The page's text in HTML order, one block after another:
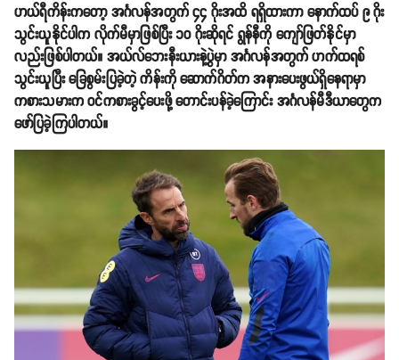
ဟယ်ရီကိန်းကတော့ အင်္ဂလန်အတွက် ၄၄ ဂိုးအထိ ရရှိထားကာ နောက်ထပ် ၉ ဂိုး
သွင်းယူနိုင်ပါက လိုက်မီမှာဖြစ်ပြီး ၁၀ ဂိုးဆိုရင် ရွန်နီကို ကျော်ဖြတ်နိုင်မှာ
လည်းဖြစ်ပါတယ်။ အယ်လ်ဘေးနီးယားနဲ့ပွဲမှာ အင်္ဂလန်အတွက် ဟက်ထရစ်
သွင်းယူပြီး ခြေစွမ်းပြခဲ့တဲ့ ကိန်းကို ဆောက်ဂိတ်က အနားပေးဖွယ်ရှိနေရာမှာ
ကစားသမားက ဝင်ကစားခွင့်ပေးဖို့ တောင်းပန်ခဲ့ကြောင်း အင်္ဂလန်မီဒီယာတွေက
ဖော်ပြခဲ့ကြပါတယ်။